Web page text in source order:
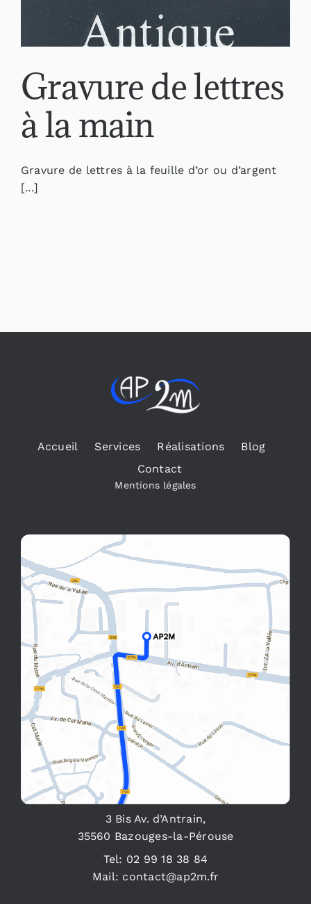
Gravure de lettres
à la main
Gravure de lettres à la feuille d’or ou d’argent
[...]
3 Bis Av. d’Antrain,
35560 Bazouges-la-Pérouse
Accueil Services Réalisations
Blog
Contact
Mentions légales
Tel: 02 99 18 38 84
Mail: contact@ap2m.fr